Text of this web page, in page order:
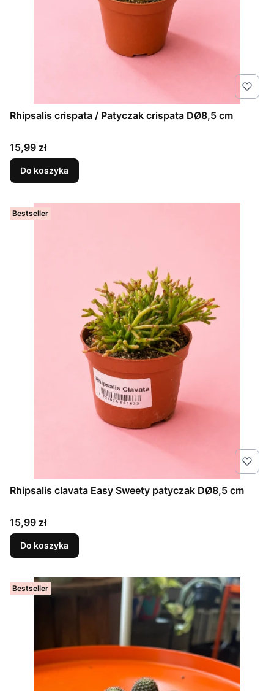
Rhipsalis crispata / Patyczak crispata DØ8,5 cm
Cena
15,99 zł
Do koszyka
Bestseller
Rhipsalis clavata Easy Sweety patyczak DØ8,5 cm
Cena
15,99 zł
Do koszyka
Bestseller